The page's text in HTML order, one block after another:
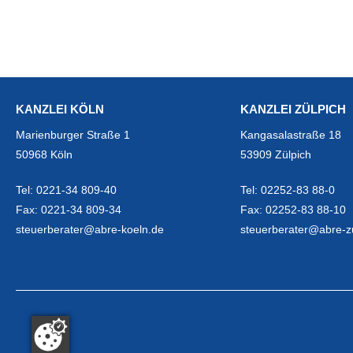
KANZLEI KÖLN
Marienburger Straße 1
50968 Köln
Tel: 0221-34 809-40
Fax: 0221-34 809-34
steuerberater@abre-koeln.de
KANZLEI ZÜLPICH
Kangasalastraße 18
53909 Zülpich
Tel: 02252-83 88-0
Fax: 02252-83 88-10
steuerberater@abre-